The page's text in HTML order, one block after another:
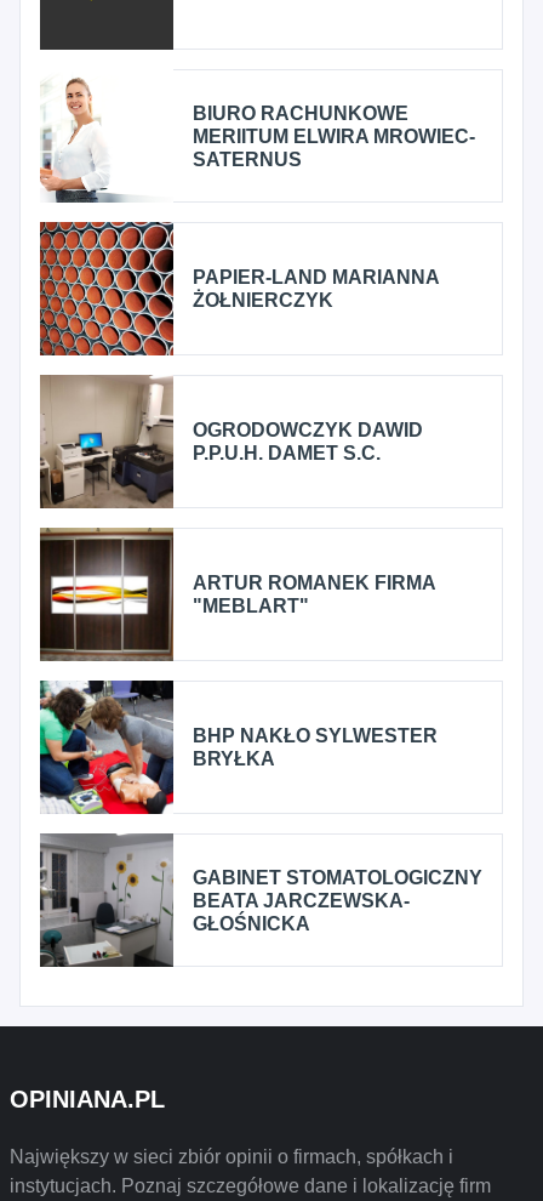
BIURO RACHUNKOWE
MERIITUM ELWIRA MROWIEC-
SATERNUS
PAPIER-LAND MARIANNA
ŻOŁNIERCZYK
OGRODOWCZYK DAWID
P.P.U.H. DAMET S.C.
ARTUR ROMANEK FIRMA
"MEBLART"
BHP NAKŁO SYLWESTER
BRYŁKA
GABINET STOMATOLOGICZNY
BEATA JARCZEWSKA-
GŁOŚNICKA
OPINIANA.PL
Największy w sieci zbiór opinii o firmach, spółkach i
instytucjach. Poznaj szczegółowe dane i lokalizację firm